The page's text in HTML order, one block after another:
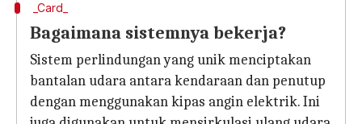
_Card_
Bagaimana sistemnya bekerja?
Sistem perlindungan yang unik menciptakan
bantalan udara antara kendaraan dan penutup
dengan menggunakan kipas angin elektrik. Ini